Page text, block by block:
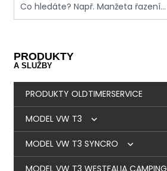
PRODUKTY
A SLUŽBY
PRODUKTY OLDTIMERSERVICE
MODEL VW T3
BRZDY
MODEL VW T3 SYNCRO